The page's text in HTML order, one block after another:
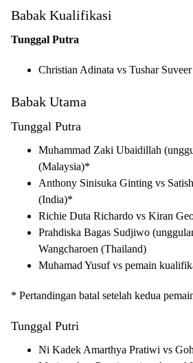
Babak Kualifikasi
Tunggal Putra
Christian Adinata vs Tushar
Babak Utama
Tunggal Putra
Muhammad Zaki Ubaidillah
(Malaysia)*
Anthony Sinisuka Ginting vs
(India)*
Richie Duta Richardo vs Kiran
Prahdiska Bagas Sudjiwo
Wangcharoen (Thailand)
Muhamad Yusuf vs pemain
* Pertandingan batal setelah kedua
Tunggal Putri
Ni Kadek Amarthya Pratiwi vs